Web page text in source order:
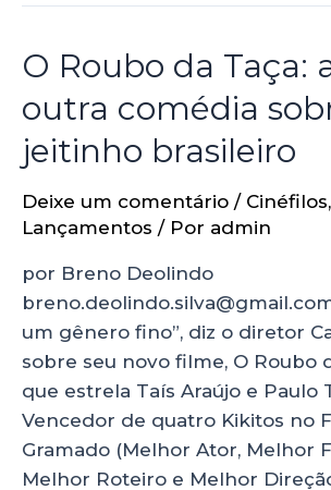
O Roubo da Taça:
outra comédia
jeitinho brasileiro
Deixe um comentário / Cinéfilos,
Lançamentos / Por admin
por Breno Deolindo
um gênero fino”, diz o diretor
sobre seu novo filme, O Roubo
que estrela Taís Araújo e Paulo
Vencedor de quatro Kikitos no
Gramado (Melhor Ator, Melhor
Melhor Roteiro e Melhor